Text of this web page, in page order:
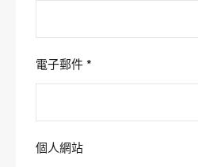
電子郵件 *
個人網站